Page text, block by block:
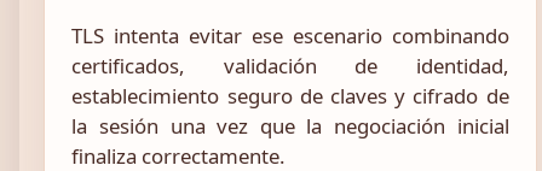
TLS intenta evitar ese escenario combinando
certificados, validación de identidad,
establecimiento seguro de claves y cifrado de
la sesión una vez que la negociación inicial
finaliza correctamente.